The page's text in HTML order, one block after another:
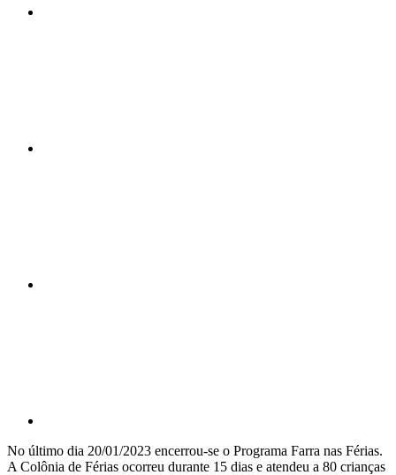
No último dia 20/01/2023 encerrou-se o Programa Farra nas Férias.
A Colônia de Férias ocorreu durante 15 dias e atendeu a 80 crianças